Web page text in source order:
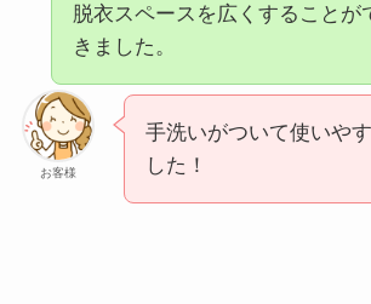
脱衣スペースを広くすることが
きました。
お客様
手洗いがついて使いや
した！